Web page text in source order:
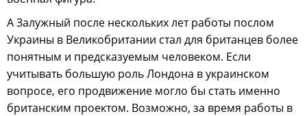
А Залужный после нескольких лет работы послом
Украины в Великобритании стал для британцев более
понятным и предсказуемым человеком. Если
учитывать большую роль Лондона в украинском
вопросе, его продвижение могло бы стать именно
британским проектом. Возможно, за время работы в